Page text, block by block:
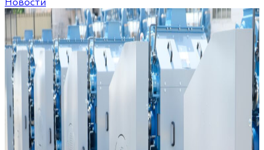
Новости